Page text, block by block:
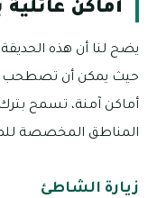
أماكن عائلية
يضح لنا أن هذه
حيث يمكن أن تصطحب
أماكن آمنة، تسمح بترك
المناطق المخصصة
زيارة الشاطئ